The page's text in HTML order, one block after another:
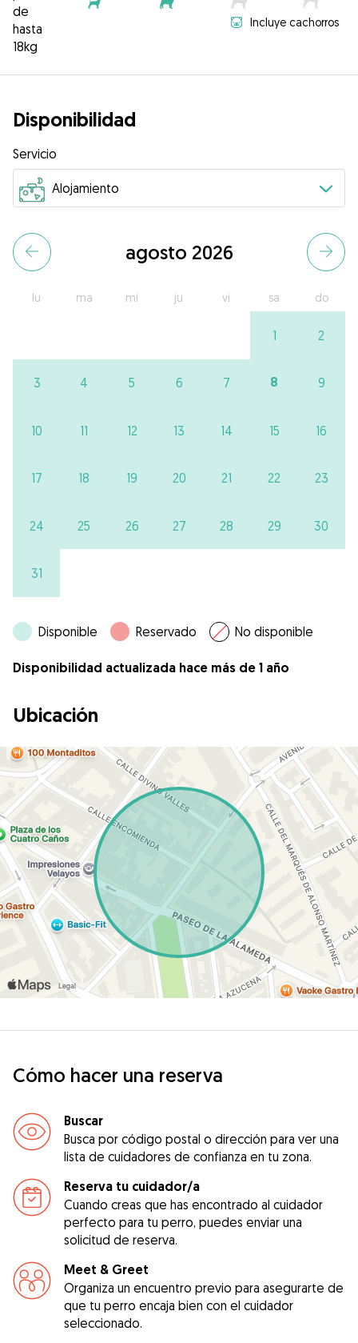
de
hasta
18kg
Incluye cachorros
Disponibilidad
Servicio
agosto 2026
lu ma mi ju vi sa do
1 2
3 4 5 6 7 8 9
10 11 12 13 14 15 16
17 18 19 20 21 22 23
24 25 26 27 28 29 30
31
Disponible Reservado No disponible
Disponibilidad actualizada hace más de 1 año
Ubicación
Cómo hacer una reserva
Buscar
Busca por código postal o dirección para ver una
lista de cuidadores de confianza en tu zona.
Reserva tu cuidador/a
Cuando creas que has encontrado al cuidador
perfecto para tu perro, puedes enviar una
solicitud de reserva.
Meet & Greet
Organiza un encuentro previo para asegurarte de
que tu perro encaja bien con el cuidador
seleccionado.